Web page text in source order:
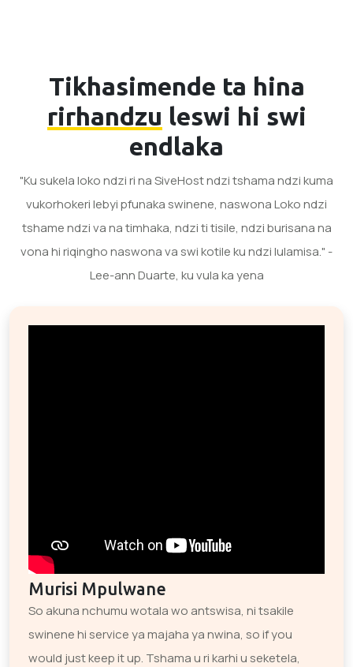
Tikhasimende ta hina
rirhandzu leswi hi swi
endlaka
"Ku sukela loko ndzi ri na SiveHost ndzi tshama ndzi kuma
vukorhokeri lebyi pfunaka swinene, naswona Loko ndzi
tshame ndzi va na timhaka, ndzi ti tisile, ndzi burisana na
vona hi riqingho naswona va swi kotile ku ndzi lulamisa." -
Lee-ann Duarte, ku vula ka yena
Murisi Mpulwane
So akuna nchumu wotala wo antswisa, ni tsakile
swinene hi service ya majaha ya nwina, so if you
would just keep it up. Tshama u ri karhi u seketela,